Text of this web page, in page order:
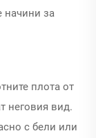
начини за
плота от
неговия вид.
с бели или